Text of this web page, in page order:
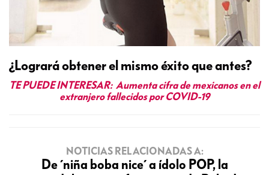
¿Logrará obtener el mismo éxito que antes?
TE PUEDE INTERESAR: Aumenta cifra de mexicanos en el
extranjero fallecidos por COVID-19
NOTICIAS RELACIONADAS A:
De ´niña boba nice´ a ídolo POP, la